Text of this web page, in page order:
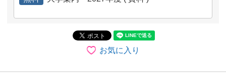
お気に入り